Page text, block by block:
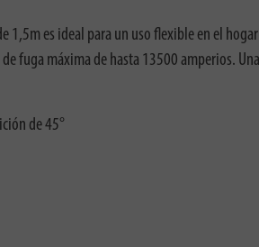
1,5m es ideal para un uso flexible en el
fuga máxima de hasta 13500 amperios.
de 45°